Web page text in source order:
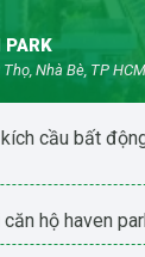
PARK
Nhà Bè, TP HCM
hộ haven